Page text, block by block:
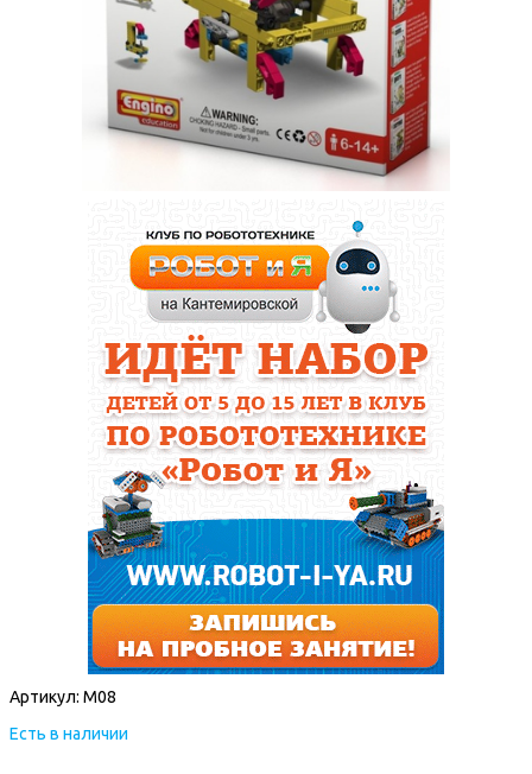
Артикул: M08
Есть в наличии